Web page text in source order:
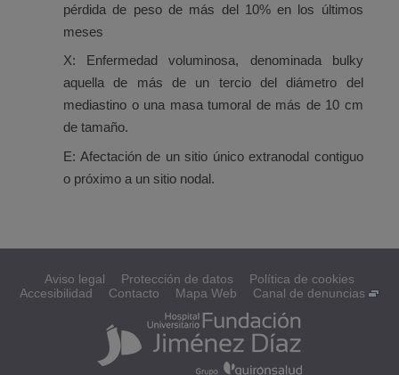
pérdida de peso de más del 10% en los últimos
meses
X: Enfermedad voluminosa, denominada bulky
aquella de más de un tercio del diámetro del
mediastino o una masa tumoral de más de 10 cm
de tamaño.
E: Afectación de un sitio único extranodal contiguo
o próximo a un sitio nodal.
Aviso legal Protección de datos
Política de cookies
Accesibilidad
Contacto Mapa Web Canal de denuncias